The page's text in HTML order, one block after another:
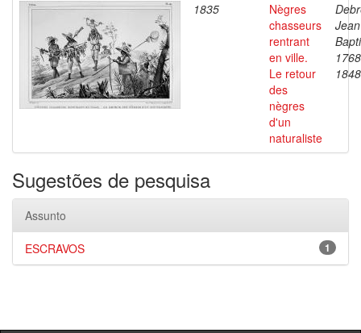
1835
Nègres
chasseurs
rentrant
en ville.
Le retour
des
nègres
d'un
naturaliste
Jean
1848
Sugestões de pesquisa
Assunto
1
ESCRAVOS